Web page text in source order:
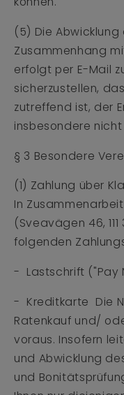
(5) Die
Zusammenhang
erfolgt per E-Mail
sicherzustellen,
zutreffend ist, der
insbesondere
§ 3 Besondere
(1) Zahlung über
In
(Sveavägen 46,
folgenden
- Lastschrift ("Pay
- Kreditkarte Die
Ratenkauf und/
voraus. Insofern
und Abwicklung
und